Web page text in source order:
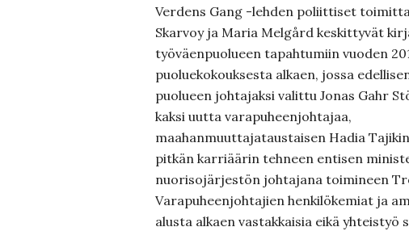
Verdens Gang -lehden poliittiset
Skarvoy ja Maria Melgård keskittyvät
työväenpuolueen tapahtumiin vuoden
puoluekokouksesta alkaen, jossa
puolueen johtajaksi valittu Jonas Gahr
kaksi uutta varapuheenjohtajaa,
maahanmuuttajataustaisen Hadia
pitkän karriäärin tehneen entisen
nuorisojärjestön johtajana toimineen
Varapuheenjohtajien henkilökemiat ja
alusta alkaen vastakkaisia eikä yhteistyö